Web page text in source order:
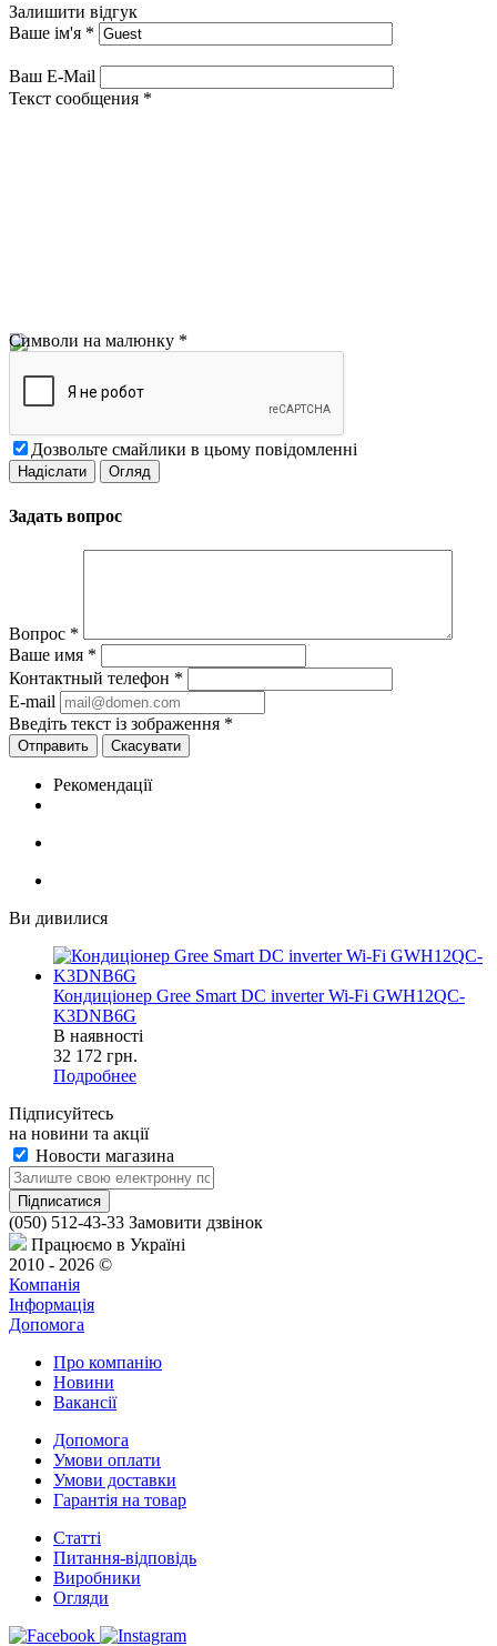
Залишити відгук
Ваше ім'я *
Ваш E-Mail
Текст сообщения *
Символи на малюнку *
Дозвольте смайлики в цьому повідомленні
Задать вопрос
Вопрос *
Ваше имя *
Контактный телефон *
E-mail
Введіть текст із зображення *
Скасувати
Рекомендації
Ви дивилися
Кондиціонер Gree Smart DC inverter Wi-Fi GWH12QC-
K3DNB6G
В наявності
32 172 грн.
Подробнее
Підписуйтесь
на новини та акції
Новости магазина
(050) 512-43-33 Замовити дзвінок
Працюємо в Україні
2010 - 2026 ©
Компанія
Інформація
Допомога
Про компанію
Новини
Вакансії
Допомога
Умови оплати
Умови доставки
Гарантія на товар
Статті
Питання-відповідь
Виробники
Огляди